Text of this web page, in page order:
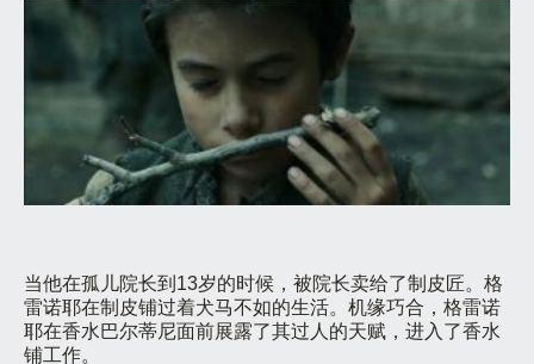
当他在孤儿院长到13岁的时候，被院长卖给了制皮匠。格
雷诺耶在制皮铺过着犬马不如的生活。机缘巧合，格雷诺
耶在香水巴尔蒂尼面前展露了其过人的天赋，进入了香水
铺工作。